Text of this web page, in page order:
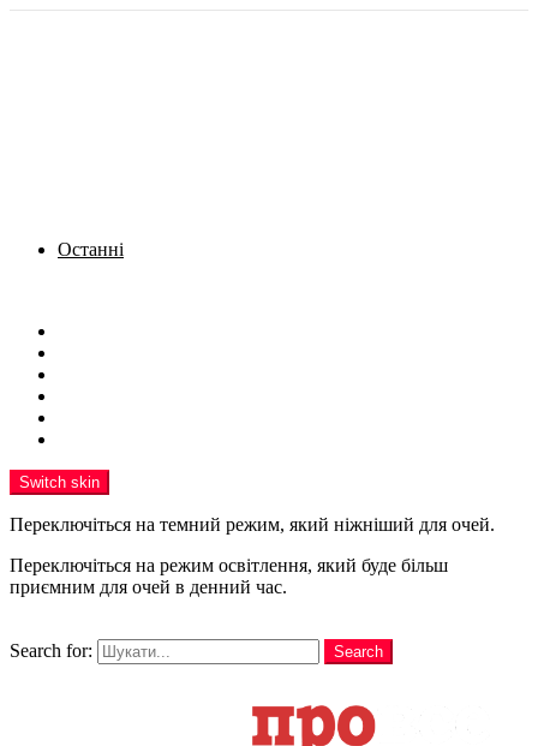
Останні
Switch skin
Переключіться на темний режим, який ніжніший для очей.
Переключіться на режим освітлення, який буде більш
приємним для очей в денний час.
Search for:
Search